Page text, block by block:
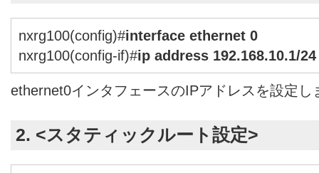
nxrg100(config)#interface ethernet 0
nxrg100(config-if)#ip address 192.168.10.1/24
ethernet0インタフェースのIPアドレスを設定し
2. <スタティックルート設定>